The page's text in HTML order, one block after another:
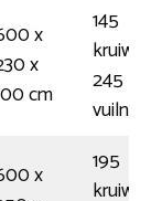
x
x
cm
145
245
x
195